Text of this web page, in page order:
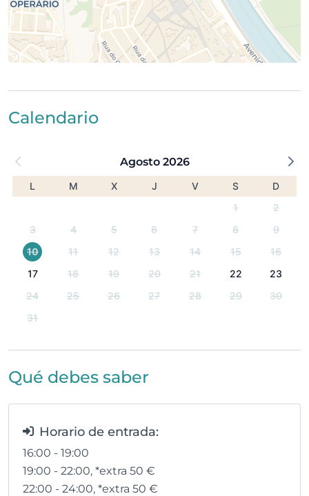
Ideal para quienes desean una base céntrica con
vistas al mar para explorar Lagos sin coche.
Calendario
Agosto 2026
L M X J V S
D
1
2
3
4 5 6 7 8
9
10
11 12 13 14 15
16
17
18 19 20 21 22
23
24
25 26 27 28 29
30
31
Qué debes saber
Horario de entrada:
16:00 - 19:00
19:00 - 22:00, *extra 50 €
22:00 - 24:00, *extra 50 €